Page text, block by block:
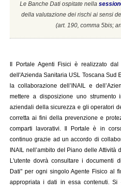
Le Banche Dati ospitate nella
della valutazione dei rischi ai sensi
(art. 190, comma 5bis;
Portale Agenti Fisici è realizzato
dell'Azienda Sanitaria USL Toscana Sud
la collaborazione dell’INAIL e
mettere a disposizione uno strumento
aziendali della sicurezza e gli operatori
corretta ai fini della prevenzione e
comparti lavorativi. Il Portale è in
continuo grazie ad un accordo di
INAIL nell’ambito del Piano delle Attività
L'utente dovrà consultare i documenti
Dati" per ogni singolo Agente Fisico al
appropriata i dati in essa contenuti. Si